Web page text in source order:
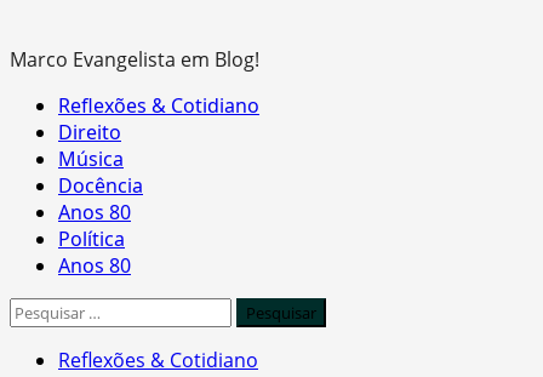
Marco Evangelista em Blog!
Primary
Menu
Reflexões & Cotidiano
Direito
Música
Docência
Anos 80
Política
Anos 80
Pesquisar
Reflexões & Cotidiano